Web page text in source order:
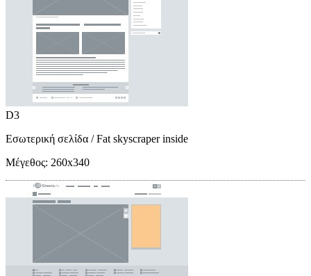
D3
Εσωτερική σελίδα / Fat skyscraper inside
Μέγεθος: 260x340